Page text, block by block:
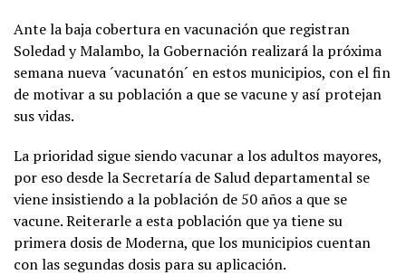
Ante la baja cobertura en vacunación que registran
Soledad y Malambo, la Gobernación realizará la próxima
semana nueva ´vacunatón´ en estos municipios, con el fin
de motivar a su población a que se vacune y así protejan
sus vidas.
La prioridad sigue siendo vacunar a los adultos mayores,
por eso desde la Secretaría de Salud departamental se
viene insistiendo a la población de 50 años a que se
vacune. Reiterarle a esta población que ya tiene su
primera dosis de Moderna, que los municipios cuentan
con las segundas dosis para su aplicación.